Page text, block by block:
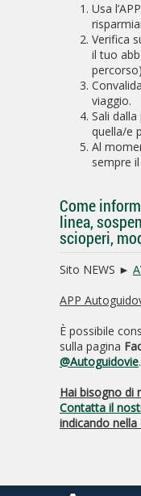
Usa
Verifica
il tuo
viaggio.
Sali
quella/e
Al
sempre
Come
linea,
scioperi,
Sito NEWS ►
APP
È possibile
sulla pagina
@Autoguidovie.
Hai bisogno di
Contatta il
indicando nella